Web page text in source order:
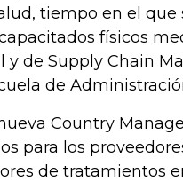
tiempo en el
físicos
y de Supply Chain
de
Country
para los
de tratamientos